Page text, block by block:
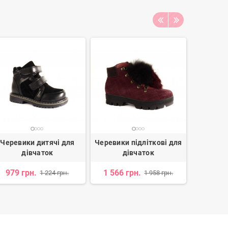
Черевики дитячі для
дівчаток
979 грн. 1 224 грн.
Черевики підліткові для
дівчаток
1 566 грн. 1 958 грн.